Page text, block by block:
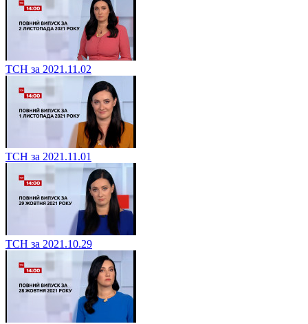
ТСН за 2021.11.02
ТСН за 2021.11.01
ТСН за 2021.10.29